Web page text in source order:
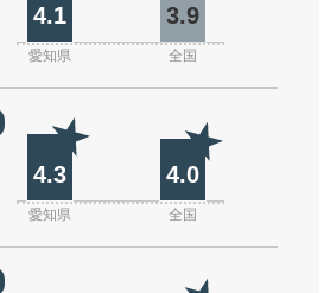
4.1 3.9
愛知県 全国
4.3 4.0
愛知県 全国